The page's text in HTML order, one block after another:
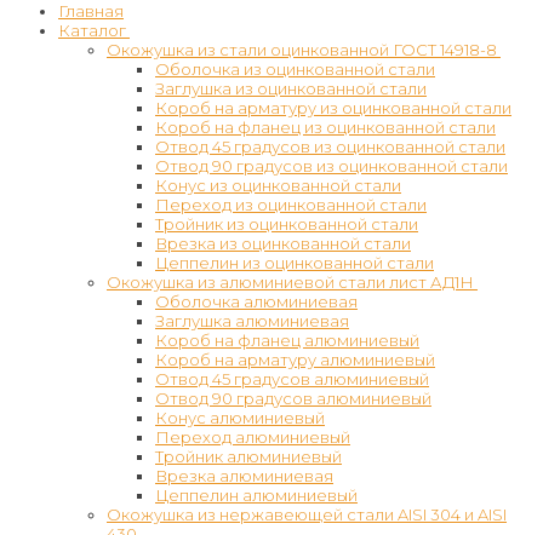
Главная
Каталог
Окожушка из стали оцинкованной ГОСТ 14918-8
Оболочка из оцинкованной стали
Заглушка из оцинкованной стали
Короб на арматуру из оцинкованной стали
Короб на фланец из оцинкованной стали
Отвод 45 градусов из оцинкованной стали
Отвод 90 градусов из оцинкованной стали
Конус из оцинкованной стали
Переход из оцинкованной стали
Тройник из оцинкованной стали
Врезка из оцинкованной стали
Цеппелин из оцинкованной стали
Окожушка из алюминиевой стали лист АД1Н
Оболочка алюминиевая
Заглушка алюминиевая
Короб на фланец алюминиевый
Короб на арматуру алюминиевый
Отвод 45 градусов алюминиевый
Отвод 90 градусов алюминиевый
Конус алюминиевый
Переход алюминиевый
Тройник алюминиевый
Врезка алюминиевая
Цеппелин алюминиевый
Окожушка из нержавеющей стали AISI 304 и AISI